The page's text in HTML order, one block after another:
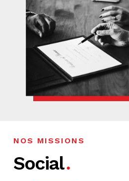
NOS MISSIONS
Social